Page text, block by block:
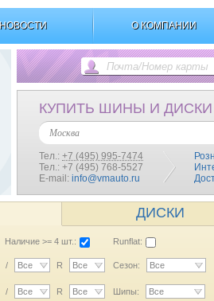
НОВОСТИ О КОМПАНИИ
КУПИТЬ ШИНЫ И ДИСКИ
Москва
Тел.: +7 (495) 995-7474
Тел.: +7 (495) 768-5527
E-mail: info@vmauto.ru
ДИСКИ
Наличие >= 4 шт.: Runflat:
/ Все R Все Сезон: Все
/ Все R Все Шипы: Все